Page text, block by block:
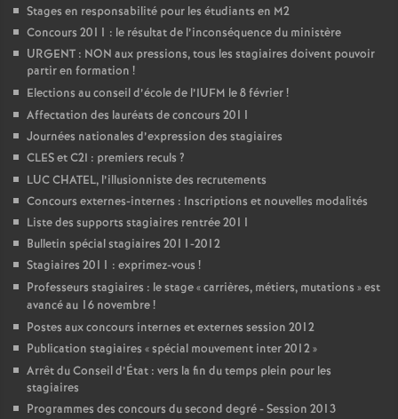
Stages en responsabilité pour les étudiants en M2
Concours 2011 : le résultat de l’inconséquence du ministère
URGENT : NON aux pressions, tous les stagiaires doivent pouvoir
partir en formation !
Elections au conseil d’école de l’IUFM le 8 février!
Affectation des lauréats de concours 2011
Journées nationales d’expression des stagiaires
CLES et C2I : premiers reculs ?
LUC CHATEL, l’illusionniste des recrutements
Concours externes-internes : Inscriptions et nouvelles modalités
Liste des supports stagiaires rentrée 2011
Bulletin spécial stagiaires 2011-2012
Stagiaires 2011 : exprimez-vous !
Professeurs stagiaires : le stage «carrières, métiers, mutations » est
avancé au 16 novembre!
Postes aux concours internes et externes session 2012
Publication stagiaires «spécial mouvement inter 2012»
Arrêt du Conseil d’État : vers la fin du temps plein pour les
stagiaires
Programmes des concours du second degré - Session 2013